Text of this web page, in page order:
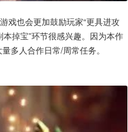
戏也会更加鼓励玩家“更具进攻
掉宝”环节很感兴趣。因为本作
多人合作日常/周常任务。